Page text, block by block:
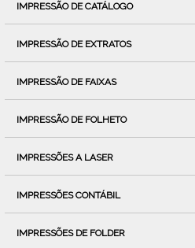
IMPRESSÃO DE CATÁLOGO
IMPRESSÃO DE EXTRATOS
IMPRESSÃO DE FAIXAS
IMPRESSÃO DE FOLHETO
IMPRESSÕES A LASER
IMPRESSÕES CONTÁBIL
IMPRESSÕES DE FOLDER